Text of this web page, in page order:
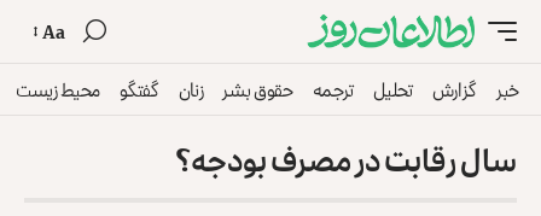
Aa
خبر گزارش تحلیل ترجمه حقوق بشر زنان گفتگو محیط زیست
سال رقابت در مصرف بودجه؟